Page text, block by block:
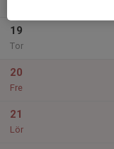
19
Tor
20
Fre
21
Lör